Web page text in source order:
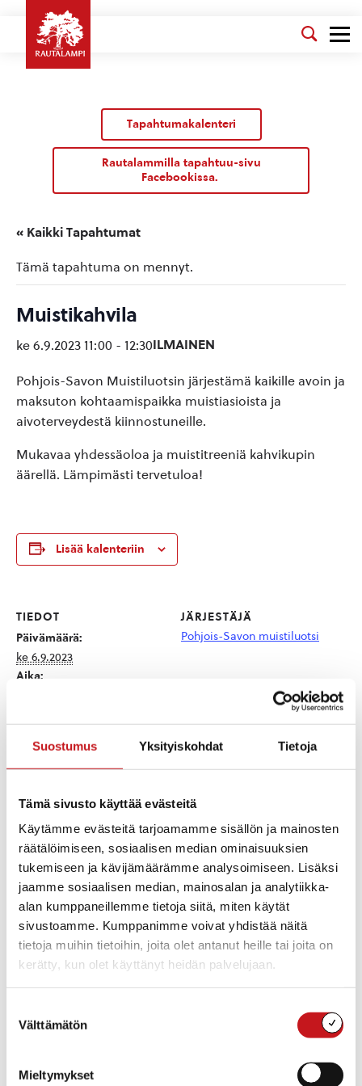
Suostumus Yksityiskohdat Tietoja
Tämä sivusto käyttää evästeitä
Käytämme evästeitä tarjoamamme sisällön ja mainosten
räätälöimiseen, sosiaalisen median ominaisuuksien
tukemiseen ja kävijämäärämme analysoimiseen. Lisäksi
jaamme sosiaalisen median, mainosalan ja analytiikka-
alan kumppaneillemme tietoja siitä, miten käytät
sivustoamme. Kumppanimme voivat yhdistää näitä
tietoja muihin tietoihin, joita olet antanut heille tai joita on
kerätty, kun olet käyttänyt heidän palvelujaan.
valinta
Välttämätön
Mieltymykset
Tapahtumakalenteri
Rautalammilla tapahtuu-sivu
Facebookissa.
« Kaikki Tapahtumat
Tämä tapahtuma on mennyt.
Muistikahvila
ke 6.9.2023 11:00 - 12:30ILMAINEN
Pohjois-Savon Muistiluotsin järjestämä kaikille avoin ja
maksuton kohtaamispaikka muistiasioista ja
aivoterveydestä kiinnostuneille.
Mukavaa yhdessäoloa ja muistitreeniä kahvikupin
äärellä. Lämpimästi tervetuloa!
Lisää kalenteriin
TIEDOT
Päivämäärä:
ke 6.9.2023
Aika:
Tapahtumaluokat:
Hyvinvointi,Muut
Kotisivu:
https://www.psmuisti.fi/kal
enteri.html?
start_date=1.9.2023&end_d
ate=&categoryIdAdvanced
=4701&searchType=advanc
edSearch
JÄRJESTÄJÄ
Pohjois-Savon muistiluotsi